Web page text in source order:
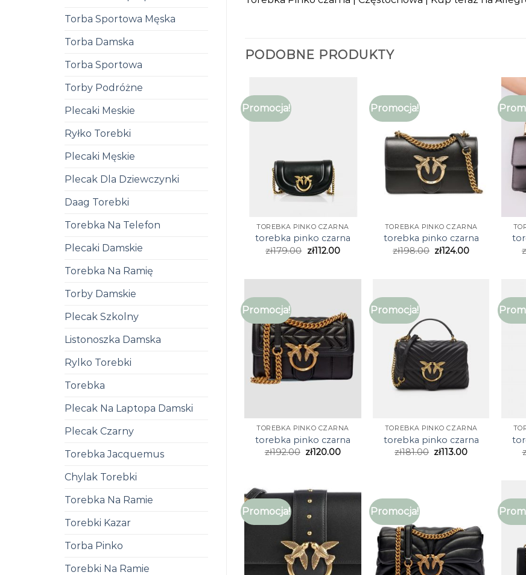
Torba Sportowa Męska
Torba Damska
Torba Sportowa
Torby Podróżne
Plecaki Meskie
Ryłko Torebki
Plecaki Męskie
Plecak Dla Dziewczynki
Daag Torebki
Torebka Na Telefon
Plecaki Damskie
Torebka Na Ramię
Torby Damskie
Plecak Szkolny
Listonoszka Damska
Rylko Torebki
Torebka
Plecak Na Laptopa Damski
Plecak Czarny
Torebka Jacquemus
Chylak Torebki
Torebka Na Ramie
Torebki Kazar
Torba Pinko
Torebki Na Ramie
PODOBNE PRODUKTY
Promocja!
TOREBKA PINKO CZARNA
torebka pinko czarna
zł179.00 zł112.00
Promocja!
TOREBKA PINKO CZARNA
torebka pinko czarna
zł198.00 zł124.00
Promocja!
TOREBKA PINKO CZARNA
torebka pinko czarna
zł192.00 zł120.00
Promocja!
TOREBKA PINKO CZARNA
torebka pinko czarna
zł181.00 zł113.00
Promocja! Promocja!